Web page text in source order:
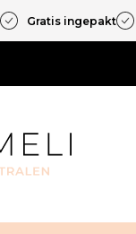
Gratis ingepakt